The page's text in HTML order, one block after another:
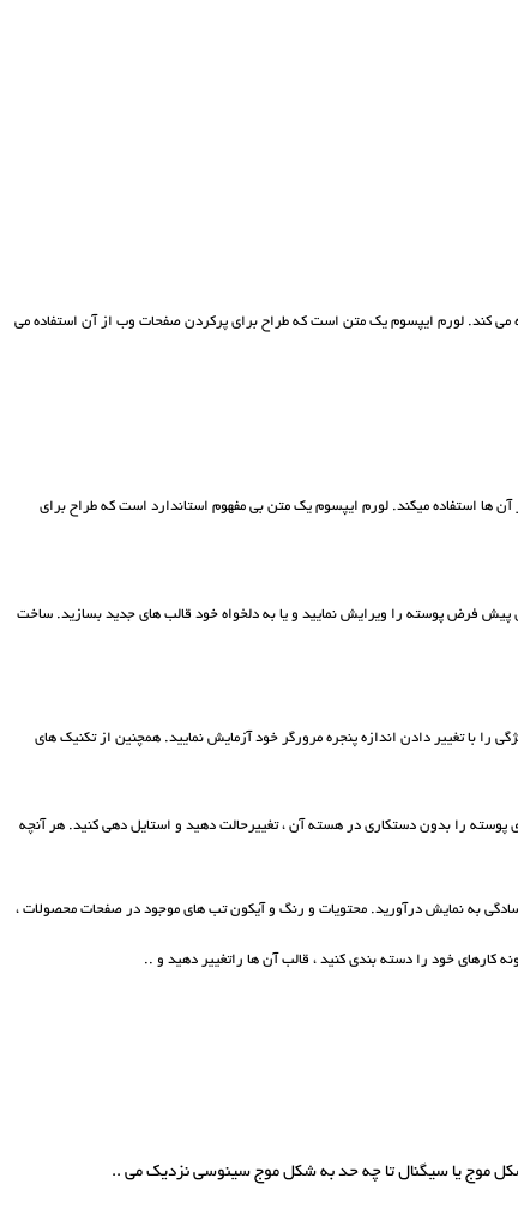
کند. لورم ايپسوم يک متن است که طراح برای پرکردن صفحات وب از آن استفاده می
ها استفاده ميکند. لورم ايپسوم يک متن بی مفهوم استاندارد است که طراح برای
پیش فرض پوسته را ویرایش نمایید و یا به دلخواه خود قالب های جدید بسازید. ساخت
را با تغییر دادن اندازه پنجره مرورگر خود آزمایش نمایید. همچنین از تکنیک های
را بدون دستکاری در هسته آن ، تغییرحالت دهید و استایل دهی کنید. هر آنچه
به نمایش درآورید. محتویات و رنگ و آیکون تب های موجود در صفحات محصولات ،
کارهای خود را دسته بندی کنید ، قالب آن ها راتغییر دهید و ..